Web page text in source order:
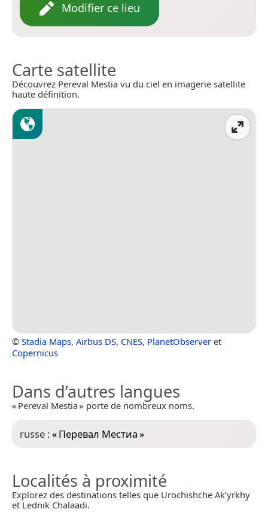
Modifier ce lieu
Carte satellite
Découvrez Pereval Mestia vu du ciel en imagerie satellite
haute définition.
© Stadia Maps, Airbus DS, CNES, PlanetObserver et
Copernicus
Dans d’autres langues
« Pereval Mestia » porte de nombreux noms.
russe :«Перевал Местиа»
Localités à proximité
Explorez des destinations telles que Urochishche Ak’yrkhy
et Lednik Chalaadi.